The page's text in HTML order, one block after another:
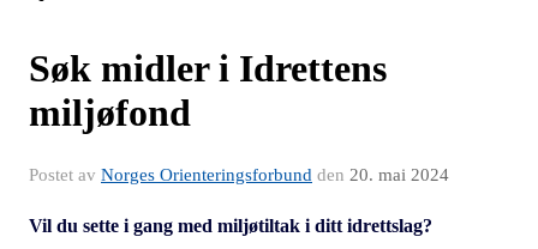
Søk midler i Idrettens
miljøfond
Postet av Norges Orienteringsforbund den 20. mai 2024
Vil du sette i gang med miljøtiltak i ditt idrettslag?